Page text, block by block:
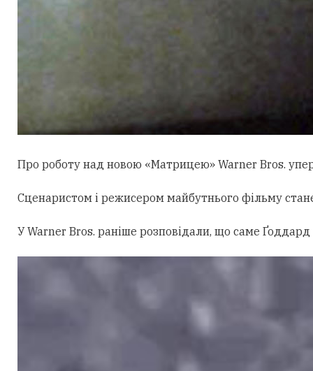
Про роботу над новою «Матрицею» Warner Bros.
Сценаристом і режисером майбутнього фільму
У Warner Bros. раніше розповідали, що саме